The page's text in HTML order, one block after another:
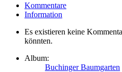
Kommentare
Information
Es existieren keine
könnten.
Album:
Buchinger Baumgarten